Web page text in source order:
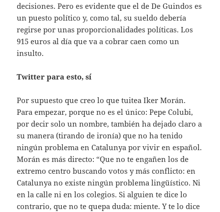
decisiones. Pero es evidente que el de De Guindos es
un puesto político y, como tal, su sueldo debería
regirse por unas proporcionalidades políticas. Los
915 euros al día que va a cobrar caen como un
insulto.
Twitter para esto, sí
Por supuesto que creo lo que tuitea Iker Morán.
Para empezar, porque no es el único: Pepe Colubi,
por decir solo un nombre, también ha dejado claro a
su manera (tirando de ironía) que no ha tenido
ningún problema en Catalunya por vivir en español.
Morán es más directo: “Que no te engañen los de
extremo centro buscando votos y más conflicto: en
Catalunya no existe ningún problema lingüístico. Ni
en la calle ni en los colegios. Si alguien te dice lo
contrario, que no te quepa duda: miente. Y te lo dice